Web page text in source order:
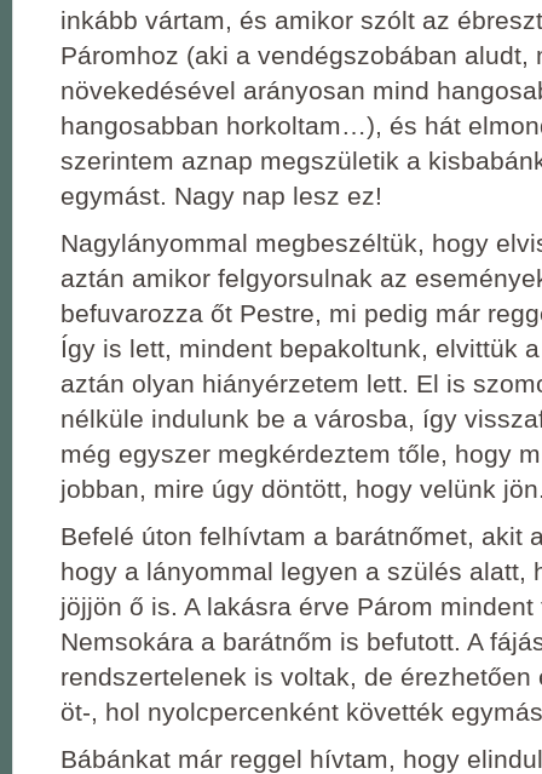
inkább vártam, és amikor szólt az
Páromhoz (aki a vendégszobában aludt,
növekedésével arányosan mind
hangosabban horkoltam…), és hát
szerintem aznap megszületik a
egymást. Nagy nap lesz ez!
Nagylányommal megbeszéltük, hogy
aztán amikor felgyorsulnak az
befuvarozza őt Pestre, mi pedig már
Így is lett, mindent bepakoltunk, elvittük
aztán olyan hiányérzetem lett. El is
nélküle indulunk be a városba, így
még egyszer megkérdeztem tőle, hogy
jobban, mire úgy döntött, hogy velünk
Befelé úton felhívtam a barátnőmet, akit
hogy a lányommal legyen a szülés alatt,
jöjjön ő is. A lakásra érve Párom
Nemsokára a barátnőm is befutott. A
rendszertelenek is voltak, de érezhetően
öt-, hol nyolcpercenként követték
Bábánkat már reggel hívtam, hogy